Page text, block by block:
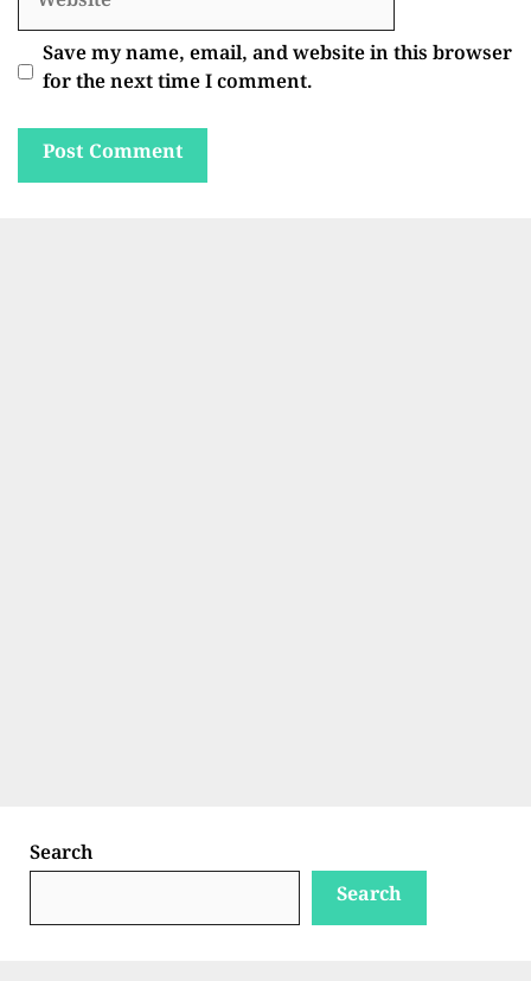
Save my name, email, and website in this browser
for the next time I comment.
Search
Search